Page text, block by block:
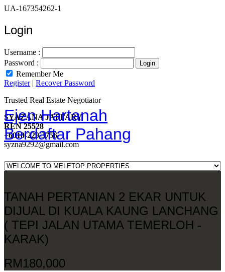
UA-167354262-1
Login
Username :
Password :
Remember Me
Register| Recover Password
Ejen Hartanah
Berdaftar Pahang
Trusted Real Estate Negotiator
SYAZANA JAFFARY
REN 25528
+6010-229 3756
syzna9292@gmail.com
TANAH PERTANIAN 2 EKAR UNTUK
DIJUAL DI KUALA KAUNG LANCHANG
( TEPI JALAN UTAMA TEMERLOH -
KARAK)
RM180,000